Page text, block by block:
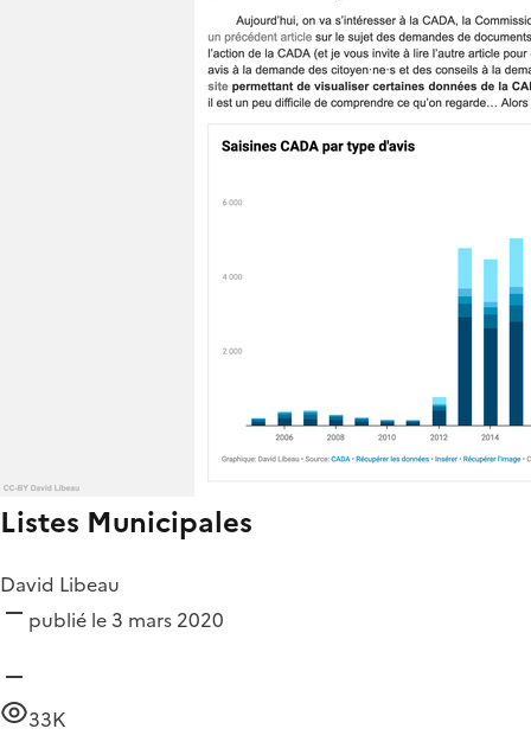
Listes Municipales
David Libeau
publié le 3 mars 2020
33K